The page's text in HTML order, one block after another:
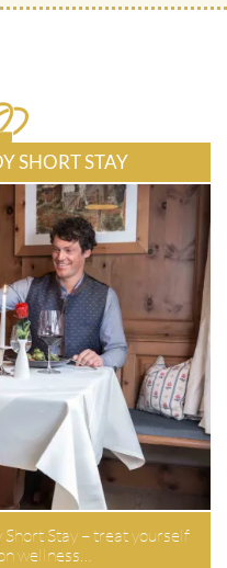
SHORT STAY
Stay – treat yourself
wellness…